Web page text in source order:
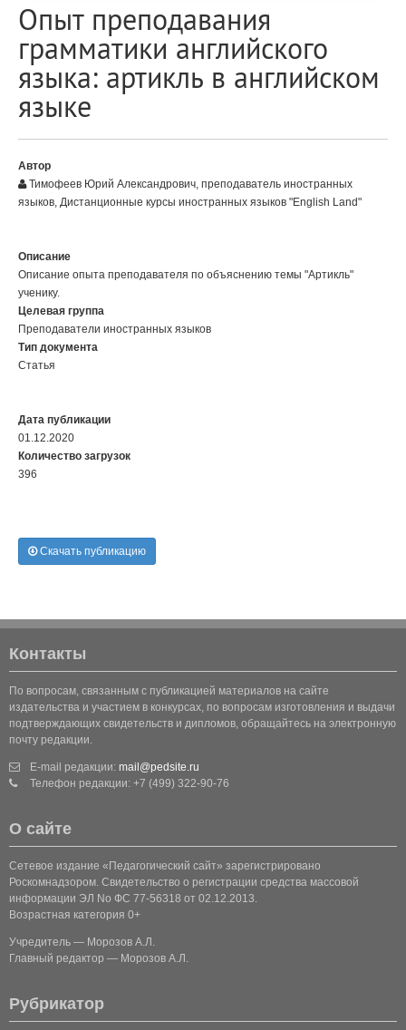
Опыт преподавания
грамматики английского
языка: артикль в английском
языке
Автор
Тимофеев Юрий Александрович, преподаватель иностранных
языков, Дистанционные курсы иностранных языков "English Land"
Описание
Описание опыта преподавателя по объяснению темы "Артикль"
ученику.
Целевая группа
Преподаватели иностранных языков
Тип документа
Статья
Дата публикации
01.12.2020
Количество загрузок
396
Скачать публикацию
Контакты
По вопросам, связанным с публикацией материалов на сайте
издательства и участием в конкурсах, по вопросам изготовления и выдачи
подтверждающих свидетельств и дипломов, обращайтесь на электронную
почту редакции.
E-mail редакции: mail@pedsite.ru
Телефон редакции: +7 (499) 322-90-76
О сайте
Сетевое издание «Педагогический сайт» зарегистрировано
Роскомнадзором. Свидетельство о регистрации средства массовой
информации ЭЛ No ФС 77-56318 от 02.12.2013.
Возрастная категория 0+
Учредитель — Морозов А.Л.
Главный редактор — Морозов А.Л.
Рубрикатор